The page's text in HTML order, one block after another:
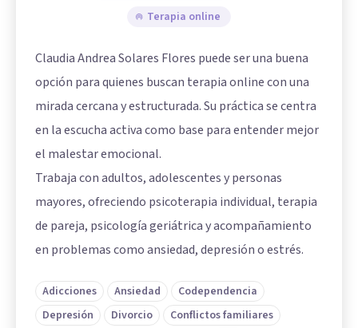
Terapia online
Claudia Andrea Solares Flores puede ser una buena
opción para quienes buscan terapia online con una
mirada cercana y estructurada. Su práctica se centra
en la escucha activa como base para entender mejor
el malestar emocional.
Trabaja con adultos, adolescentes y personas
mayores, ofreciendo psicoterapia individual, terapia
de pareja, psicología geriátrica y acompañamiento
en problemas como ansiedad, depresión o estrés.
Adicciones Ansiedad
Codependencia
Depresión
Divorcio
Conflictos familiares